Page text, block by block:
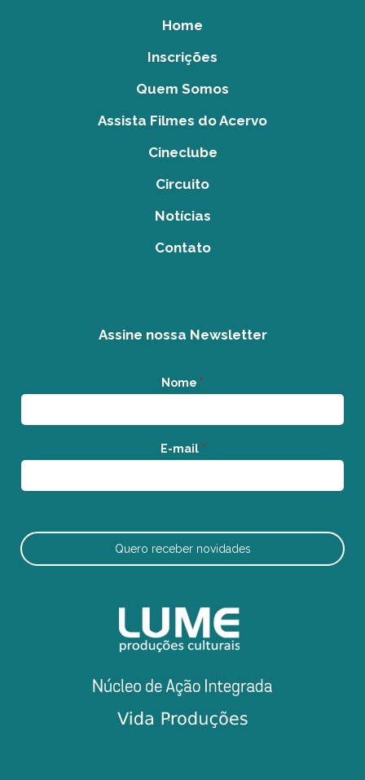
Home
Inscrições
Quem Somos
Assista Filmes do Acervo
Cineclube
Circuito
Notícias
Contato
Assine nossa Newsletter
Nome *
E-mail *
Quero receber novidades